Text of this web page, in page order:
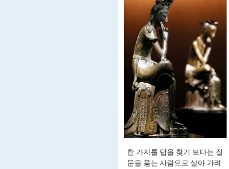
한 가지를 답을 찾기 보다는 질
문을 품는 사람으로 살아 가려